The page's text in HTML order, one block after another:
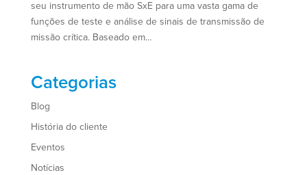
seu instrumento de mão SxE para uma vasta gama de
funções de teste e análise de sinais de transmissão de
missão crítica. Baseado em...
Categorias
Blog
História do cliente
Eventos
Notícias